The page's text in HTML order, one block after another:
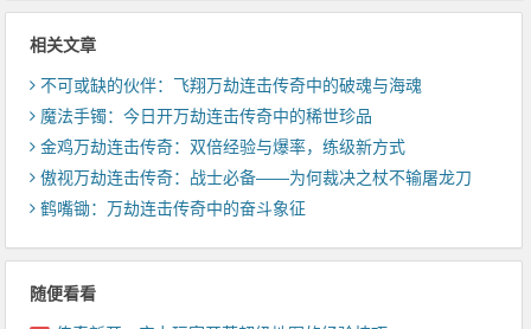
相关文章
不可或缺的伙伴：飞翔万劫连击传奇中的破魂与海魂
魔法手镯：今日开万劫连击传奇中的稀世珍品
金鸡万劫连击传奇：双倍经验与爆率，练级新方式
傲视万劫连击传奇：战士必备——为何裁决之杖不输屠龙刀
鹤嘴锄：万劫连击传奇中的奋斗象征
随便看看